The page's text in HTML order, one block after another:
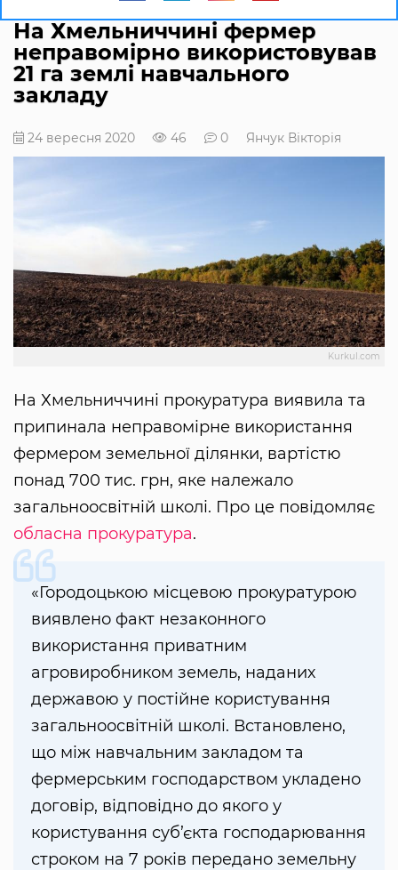
На Хмельниччині фермер
неправомірно використовував
21 га землі навчального
закладу
24 вересня 2020 46 0 Янчук Вікторія
Kurkul.com
На Хмельниччині прокуратура виявила та
припинала неправомірне використання
фермером земельної ділянки, вартістю
понад 700 тис. грн, яке належало
загальноосвітній школі. Про це повідомляє
обласна прокуратура.
«Городоцькою місцевою прокуратурою
виявлено факт незаконного
використання приватним
агровиробником земель, наданих
державою у постійне користування
загальноосвітній школі. Встановлено,
що між навчальним закладом та
фермерським господарством укладено
договір, відповідно до якого у
користування суб’єкта господарювання
строком на 7 років передано земельну